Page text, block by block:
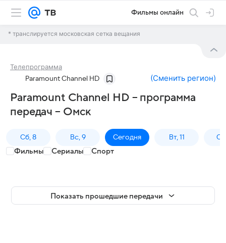
Фильмы онлайн
* транслируется московская сетка вещания
Телепрограмма
Paramount Channel HD (Сменить регион)
Paramount Channel HD – программа
передач – Омск
Сб, 8 Вс, 9 Сегодня Вт, 11
Фильмы Сериалы Спорт
Показать прошедшие передачи